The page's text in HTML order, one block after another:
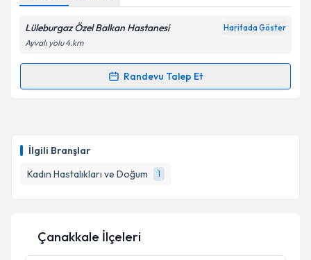
İlgili Branşlar
Kadın Hastalıkları ve Doğum
1
Metni'ni okudum ve kişisel verilerimin belirtilen
kapsamda işlenmesini kabul ediyorum.
Takvim Talebini Gönder
Lüleburgaz Özel Balkan Hastanesi Haritada Göster
Ayvalı yolu 4.km
Randevu Talep Et
Randevu Takvimi Talebi
takvim hazırlandığında e-posta ile bilgilendireceğiz.
Kişisel verilerimin işlenmesine ilişkinAydınlatma
Çanakkale İlçeleri